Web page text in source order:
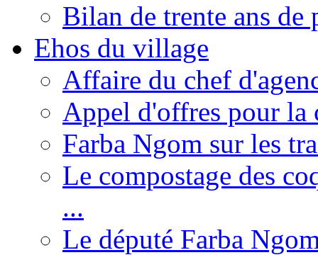
Bilan de trente ans
Ehos du village
Affaire du chef
Appel d'offres pour la
Farba Ngom sur les
Le compostage des
...
Le député Farba